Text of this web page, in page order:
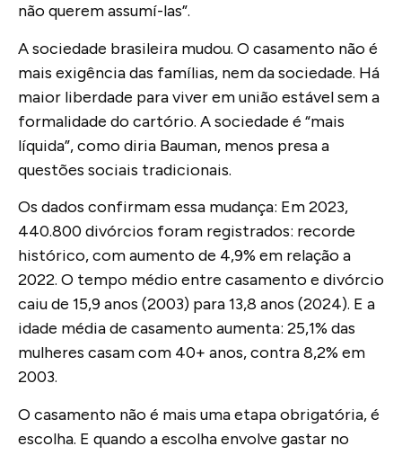
não querem assumí-las”.
A sociedade brasileira mudou. O casamento não é
mais exigência das famílias, nem da sociedade. Há
maior liberdade para viver em união estável sem a
formalidade do cartório. A sociedade é “mais
líquida”, como diria Bauman, menos presa a
questões sociais tradicionais.
Os dados confirmam essa mudança: Em 2023,
440.800 divórcios foram registrados: recorde
histórico, com aumento de 4,9% em relação a
2022. O tempo médio entre casamento e divórcio
caiu de 15,9 anos (2003) para 13,8 anos (2024). E a
idade média de casamento aumenta: 25,1% das
mulheres casam com 40+ anos, contra 8,2% em
2003.
O casamento não é mais uma etapa obrigatória, é
escolha. E quando a escolha envolve gastar no